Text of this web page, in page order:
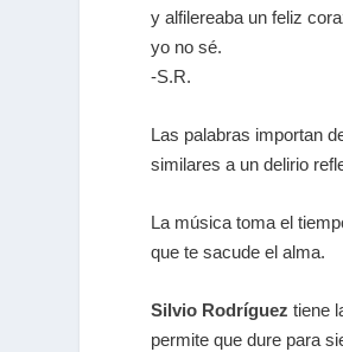
y alfilereaba un feliz
yo no sé.
-S.R.
Las palabras importan
similares a un delirio
La música toma el
que te sacude el alma.
Silvio Rodrígueztiene
permite que dure para